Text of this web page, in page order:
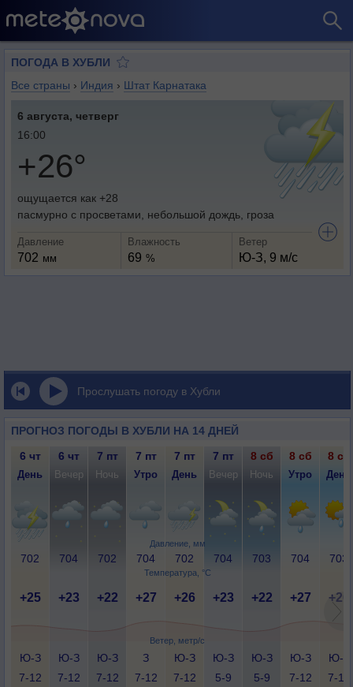
ПОГОДА В ХУБЛИ
Все страны › Индия › Штат Карнатака
6 августа, четверг
16:00
+26°
ощущается как +28
пасмурно с просветами, небольшой дождь, гроза
Давление
702 мм
Влажность
69 %
Ветер
Ю-З, 9 м/с
Прослушать погоду в Хубли
ПРОГНОЗ ПОГОДЫ В ХУБЛИ НА 14 ДНЕЙ
Давление, мм
Температура, °C
Ветер, метр/с
6 чт 6 чт 7 пт 7 пт 7 пт 7 пт 8 сб 8 сб 8 сб
День Вечер Ночь Утро День Вечер Ночь Утро День
702 704 702 704 702 704 703 704 703
+25 +23 +22 +27 +26 +23 +22 +27 +26
Ю-З
7-12
Ю-З
7-12
Ю-З
7-12
З
7-12
Ю-З
7-12
Ю-З
5-9
Ю-З
5-9
Ю-З
7-12
Ю-З
7-12